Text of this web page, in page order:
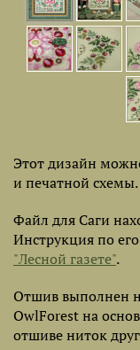
Этот дизайн
и печатной схемы.
Файл для Саги
Инструкция по
"Лесной газете".
Отшив выполнен
OwlForest на
отшиве ниток